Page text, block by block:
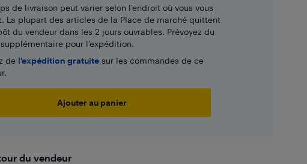
de livraison peut varier selon l'endroit où vous vous
La plupart des articles de la Place de marché quittent
du vendeur dans les 2 jours ouvrables. Prévoyez du
pour l’expédition.
de l'expédition gratuitesur les commandes de ce
Ajouter au panier
du vendeur